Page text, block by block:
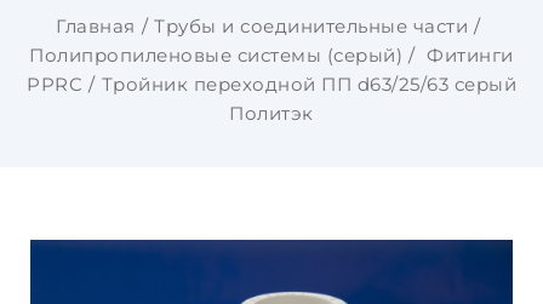
Главная
Трубы и соединительные части
Полипропиленовые системы (серый)
Фитинги
PPRC
Тройник переходной ПП d63/25/63 серый
Политэк